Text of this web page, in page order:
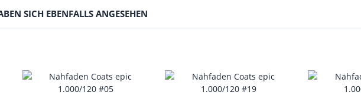
SICH EBENFALLS ANGESEHEN